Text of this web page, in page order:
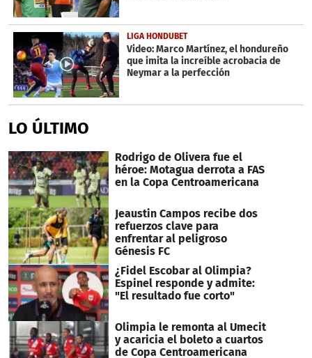
LIGA HONDUBET
Video: Marco Martínez, el hondureño
que imita la increíble acrobacia de
Neymar a la perfección
LO ÚLTIMO
Rodrigo de Olivera fue el
héroe: Motagua derrota a FAS
en la Copa Centroamericana
Jeaustin Campos recibe dos
refuerzos clave para
enfrentar al peligroso
Génesis FC
¿Fidel Escobar al Olimpia?
Espinel responde y admite:
"El resultado fue corto"
Olimpia le remonta al Umecit
y acaricia el boleto a cuartos
de Copa Centroamericana